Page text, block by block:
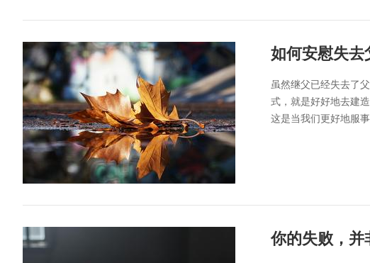
如何安慰失去
虽然继父已经失去了
式，就是好好地去建
这是当我们更好地服
你的失败，并